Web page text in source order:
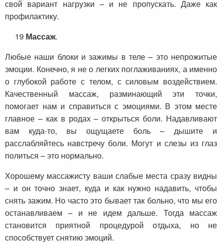
свой вариант нагрузки – и не пропускать. Даже как
профилактику.
19 Массаж.
Любые наши блоки и зажимы в теле – это непрожитые
эмоции. Конечно, я не о легких поглаживаниях, а именно
о глубокой работе с телом, с силовым воздействием.
Качественный массаж, разминающий эти точки,
помогает нам и справиться с эмоциями. В этом месте
главное – как в родах – открыться боли. Надавливают
вам куда-то, вы ощущаете боль – дышите и
расслабляйтесь навстречу боли. Могут и слезы из глаз
политься – это нормально.
Хорошему массажисту ваши слабые места сразу видны
– и он точно знает, куда и как нужно надавить, чтобы
снять зажим. Но часто это бывает так больно, что мы его
останавливаем – и не идем дальше. Тогда массаж
становится приятной процедурой отдыха, но не
способствует снятию эмоций.